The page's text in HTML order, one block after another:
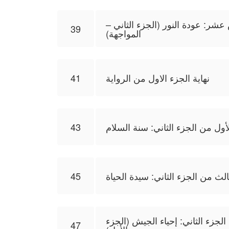
39 عودة النور (الجزء الثاني –
المواجهة)
41 نهاية الجزء الاول من الرواية
43 من الجزء الثاني: سنة السلام
45 من الجزء الثاني: سيدة الحياة
47 الثاني: إحياء الجيش (الجزء